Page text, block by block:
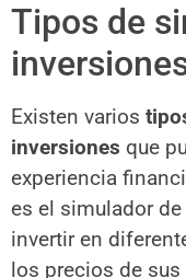
Tipos de
Existen varios
inversiones que
experiencia
es el simulador
invertir en
los precios de